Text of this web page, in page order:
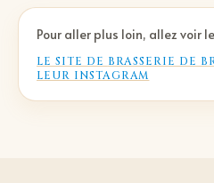
Pour aller plus loin, allez voir
LE SITE DE BRASSERIE DE
LEUR INSTAGRAM